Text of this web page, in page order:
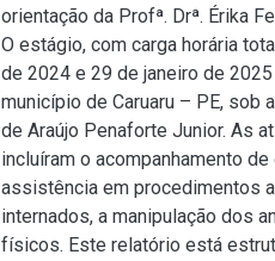
orientação da Profª. Drª. Érika
O estágio, com carga horária
de 2024 e 29 de janeiro de
município de Caruaru – PE, sob
de Araújo Penaforte Junior. As
incluíram o acompanhamento
assistência em procedimentos
internados, a manipulação dos
físicos. Este relatório está